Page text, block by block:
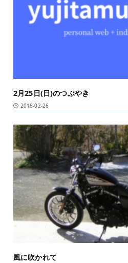
2月25日(日)のつぶやき
2018-02-26
風に吹かれて